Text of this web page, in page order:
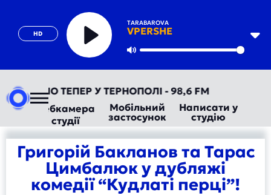
HD
TARABAROVA
VPERSHE
Play
ТЕПЕР У ТЕРНОПОЛІ - 98,6 FM
Вебкамера
студії
Мобільний
застосунок
Написати у
студію
Григорій Бакланов та Тарас
Цимбалюк у дубляжі
комедії “Кудлаті перці”!